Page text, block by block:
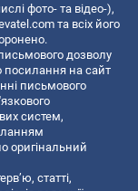
фото- та відео-),
та всіх його
дозволу
посилання на сайт
письмового
систем,
оригінальний
статті,